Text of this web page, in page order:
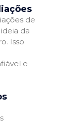
de
da
Isso
e